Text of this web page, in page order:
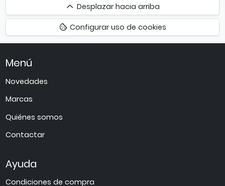
Desplazar
hacia
arriba
Desplazar hacia arriba
Configurar uso de cookies
Menú
Novedades
Marcas
Quiénes somos
Contactar
Ayuda
Condiciones de compra